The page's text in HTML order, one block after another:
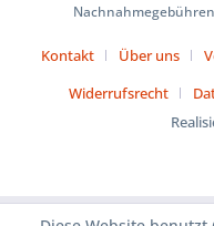
Kontakt Über uns
Widerrufsrecht